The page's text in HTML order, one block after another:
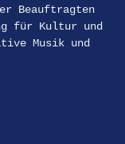
Beauftragten
für Kultur und
Musik und